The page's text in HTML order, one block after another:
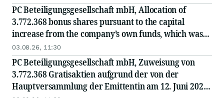
PC Beteiligungsgesellschaft mbH, Allocation of
3.772.368 bonus shares pursuant to the capital
increase from the company’s own funds, which was
resolved at the issuer’s Annual General Meeting on
12...
03.08.26, 11:30
PC Beteiligungsgesellschaft mbH, Zuweisung von
3.772.368 Gratisaktien aufgrund der von der
Hauptversammlung der Emittentin am 12. Juni 2026